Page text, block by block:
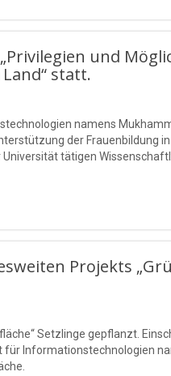
und
statt.
namens
der Frauenbildung
tätigen
Projekts
Setzlinge gepflanzt.
Informationstechnologien